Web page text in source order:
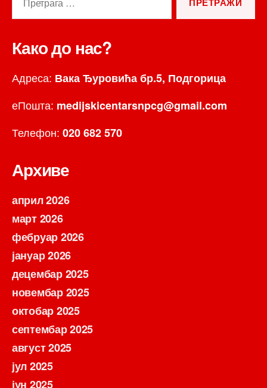
Како до нас?
Адреса: Вака Ђуровића бр.5, Подгорица
еПошта: medijskicentarsnpcg@gmail.com
Телефон: 020 682 570
Архиве
април 2026
март 2026
фебруар 2026
јануар 2026
децембар 2025
новембар 2025
октобар 2025
септембар 2025
август 2025
јул 2025
јун 2025